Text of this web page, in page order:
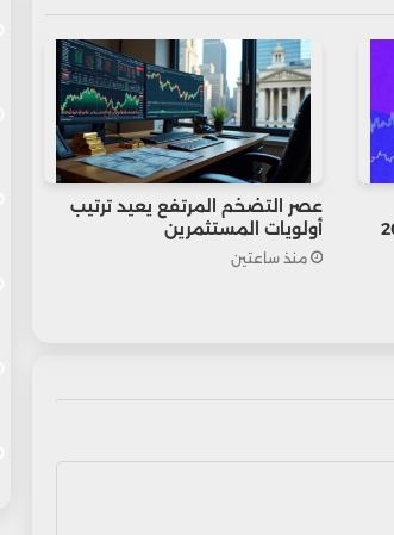
عصر التضخم المرتفع يعيد ترتيب
أولويات المستثمرين
منذ ساعتين